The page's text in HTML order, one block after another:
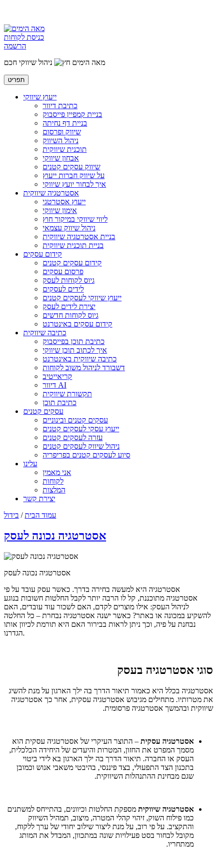
כניסת לקוחות
הרשמה
מאה הימים
ניהול שיווקי חכם
תפריט
ייעוץ שיווקי
כתיבת דיוור
בניית קמפיין פייסבוק
בניית דף נחיתה
שיווק ופרסום
ניהול השיווק
תוכנית שיווקית
אבחון שיווקי
שיווק עסקים קטנים
על שיווק חברות ייעוץ
איך לבחור יועץ שיווקי
אסטרטגיה שיווקית
ייעוץ אסטרטגי
אימון שיווקי
ליווי שיווקי במיקור חוץ
ניהול שיווק עצמאי
בניית אסטרטגיה שיווקית
בניית תוכנית שיווקית
קידום עסקים
קידום עסקים קטנים
פרסום עסקים
גיוס לקוחות לעסק
לידים לעסקים
ייעוץ שיווקי לעסקים קטנים
יצירת לידים לעסק
גיוס לקוחות חדשים
קידום עסקים באינטרנט
כתיבה שיווקית
כתיבת תוכן בפייסבוק
איך לכתוב תוכן שיווקי
כתיבה שיווקית באינטרנט
דשבורד לניהול משוב לקוחות
קריאייטיב
דיוור AI
תקשורת שיווקית
כתיבת תוכן
עסקים קטנים
עסקים קטנים ובינוניים
ייעוץ עסקי לעסקים קטנים
עזרה לעסקים קטנים
ניהול שיווק לעסקים קטנים
סיוע לעסקים קטנים בפריפריה
עלינו
אני מאמין
לקוחות
המלצות
יצירת קשר
עמוד הבית/ בידול
אסטרטגיה נכונה לעסק
אסטרטגיה נכונה לעסק
אסטרטגיה היא למעשה בחירה בדרך. כאשר עסק עובד על פי
אסטרטגיה מתוכננת, קל לו הרבה יותר לקבל החלטות חשובות בנוגע
לניהול העסק: אילו מוצרים לקדם, האם לשכור עוד עובדים, האם
להשקיע במכונה או באתר? כאשר ישנה אסטרטגיה נבחרת – כל החלטה
נבחנת על פיה, וכך ניתן לראות בבירור האם היא תורמת לכיוון אותו
הגדרנו.
סוגי אסטרטגיה בעסק
אסטרטגיה בכלל היא כאמור תיאור הדרך בה ילך הארגון על מנת להשיג
את מטרותיו. מתחילים מגיבוש אסטרטגיה עסקית, אחר כך אסטרטגיה
שיווקית ובהמשך אסטרטגיה פרסומית.
אסטרטגיה עסקית – התוצר העיקרי של אסטרטגיה עסקית הוא
מסמך המפרט את החזון, המטרות והיעדים של היחידה הכלכלית,
העסק או החברה. תיאור הדרך בה ילך הארגון בא לידי ביטוי
בתכנון הצד התפעולי, בצד פיננסי, בהיבטי משאבי אנוש וכמובן
שגם מבחינת ההתנהלות השיווקית.
אסטרטגיה שיווקית מספקת החלטות וכיוונים, בהתייחס למשתנים
כמו פילוח השוק, זיהוי קהלי המטרה, מיצוב, תמהיל השיווק
והתקציב. על פי רוב, על מנת ליצור שילוב יחודי של ערך ללקוח,
מקובל לבחור בסט פעילויות שונה במתכוון, המבדל את המותג
ממתחריו.